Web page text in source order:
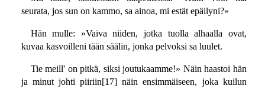
seurata, jos sun on kammo, sa ainoa, mi estät epäilyni?»
Hän mulle: »Vaiva niiden, jotka tuolla alhaalla ovat,
kuvaa kasvoilleni tään säälin, jonka pelvoksi sa luulet.
Tie meill' on pitkä, siksi joutukaamme!» Näin haastoi hän
ja minut johti piiriin[17] näin ensimmäiseen, joka kuilun